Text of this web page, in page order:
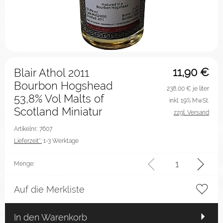
11,90 €
Blair Athol 2011
Bourbon Hogshead
53,8% Vol Malts of
Scotland Miniatur
Artikelnr.: 7607
Lieferzeit*: 1-3 Werktage
238,00 € je liter
inkl. 19% MwSt.
zzgl. Versand
Menge:
Auf die Merkliste
In den Warenkorb